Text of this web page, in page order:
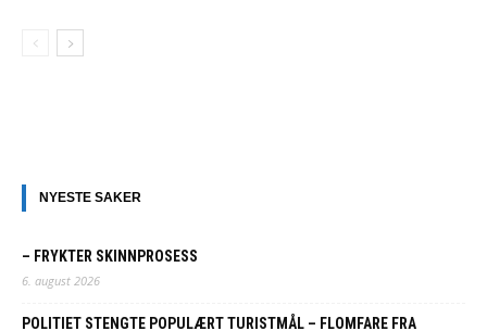
NYESTE SAKER
– FRYKTER SKINNPROSESS
6. august 2026
POLITIET STENGTE POPULÆRT TURISTMÅL – FLOMFARE FRA